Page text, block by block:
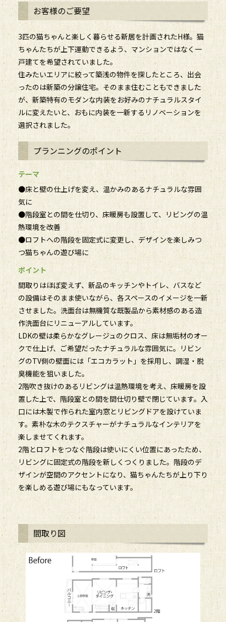
お客様のご要望
3匹の猫ちゃんと楽しく暮らせる新居を計画されたH様。猫
ちゃんたちが上下運動できるよう、マンションではなく一
戸建てを希望されていました。
住みたいエリアに絞って築浅の物件を探したところ、出会
ったのは新築の分譲住宅。そのまま住むこともできました
が、新築特有のモダンな内装をお好みのナチュラルスタイ
ルに変えたいと、おもに内装を一新するリノベーションを
選択されました。
プランニングのポイント
テーマ
●床と壁の仕上げを変え、温かみのあるナチュラルな雰囲
気に
●階段室との間を仕切り、床暖房も設置して、リビングの温
熱環境を改善
●ロフトへの階段を固定式に変更し、デザインを楽しみつ
つ猫ちゃんの遊び場に
ポイント
間取りはほぼ変えず、新品のキッチンやトイレ、バスなど
の設備はそのまま使いながら、各スペースのイメージを一新
させました。洗面台は無機質な既製品から素材感のある造
作洗面台にリニューアルしています。
LDKの壁は柔らかなグレージュのクロス、床は無垢材のオー
クで仕上げ、ご希望だったナチュラルな雰囲気に。リビン
グのTV側の壁面には「エコカラット」を採用し、調湿・脱
臭機能を狙いました。
2階吹き抜けのあるリビングは温熱環境を考え、床暖房を設
置した上で、階段室との間を間仕切り壁で閉じています。入
口には木製で作られた室内窓とリビングドアを設けていま
す。素朴な木のテクスチャーがナチュラルなインテリアを
楽しませてくれます。
2階とロフトをつなぐ階段は使いにくい位置にあったため、
リビングに固定式の階段を新しくつくりました。階段のデ
ザインが空間のアクセントになり、猫ちゃんたちが上り下り
を楽しめる遊び場にもなっています。
間取り図